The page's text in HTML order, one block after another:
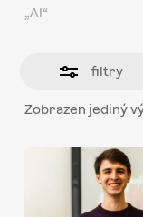
„AI“
filtry
Zobrazen jediný